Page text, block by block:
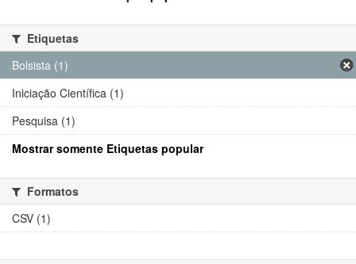
Etiquetas
Bolsista (1)
Iniciação Científica (1)
Pesquisa (1)
Mostrar somente Etiquetas popular
Formatos
CSV (1)